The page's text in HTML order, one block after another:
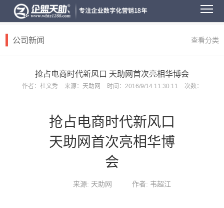
公司新闻 查看分类
抢占电商时代新风口 天助网首次亮相华博会
作者： 杜文秀 来源： 天助网 时间： 2016/9/14 11:30:11 次数：
抢占电商时代新风口
天助网首次亮相华博
会
来源: 天助网 作者: 韦超江